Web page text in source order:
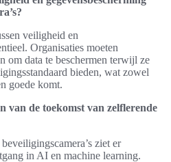
veiligheid en
Organisaties moeten
om data te beschermen terwijl ze
bieden, wat zowel
goede komt.
van de toekomst van zelflerende
ziet er
in AI en machine learning.